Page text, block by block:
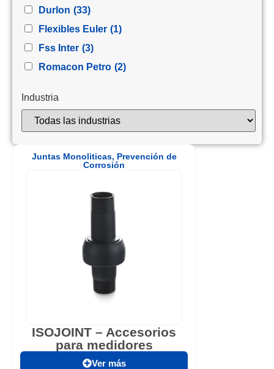
Durlon (33)
Flexibles Euler (1)
Fss Inter (3)
Romacon Petro (2)
Industria
Juntas Monoliticas, Prevención de
Corrosión
ISOJOINT – Accesorios
para medidores
Ver más